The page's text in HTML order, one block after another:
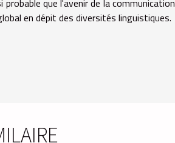
en dépit des diversités linguistiques.